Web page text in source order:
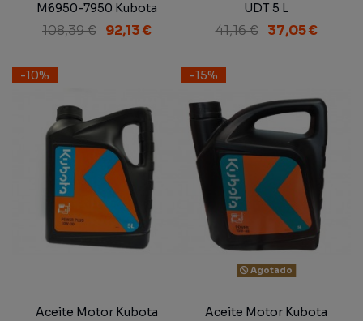
M6950-7950 Kubota
108,39 € 92,13 €
UDT 5 L
41,16 € 37,05 €
-10%
Aceite Motor Kubota
-15%
Agotado
Aceite Motor Kubota